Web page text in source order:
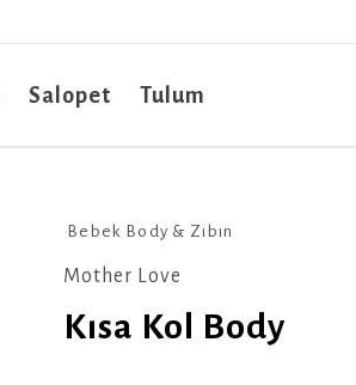
Salopet Tulum
Bebek Body & Zıbın
Mother Love
Kısa Kol Body